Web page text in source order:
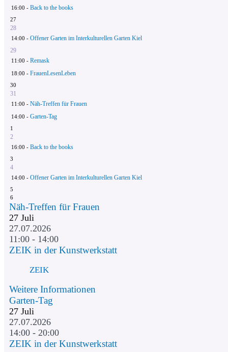
16:00 - Back to the books
27
28
14:00 - Offener Garten im Interkulturellen Garten Kiel
29
11:00 - Remask
18:00 - FrauenLesenLeben
30
31
11:00 - Näh-Treffen für Frauen
14:00 - Garten-Tag
1
2
16:00 - Back to the books
3
4
14:00 - Offener Garten im Interkulturellen Garten Kiel
5
6
Näh-Treffen für Frauen
27 Juli
27.07.2026
11:00 - 14:00
ZEIK in der Kunstwerkstatt
ZEIK
Weitere Informationen
Garten-Tag
27 Juli
27.07.2026
14:00 - 20:00
ZEIK in der Kunstwerkstatt